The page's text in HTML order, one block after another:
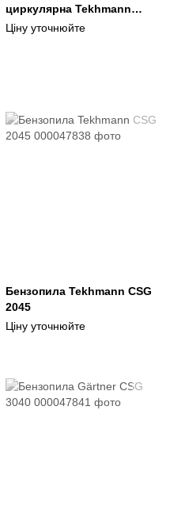
циркулярна Tekhmann
TSC140 i20 BS
Ціну уточнюйте
Бензопила Tekhmann CSG
2045
Ціну уточнюйте